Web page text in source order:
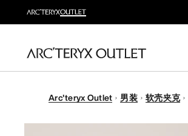
Arc'teryx Outlet 男装 软壳夹克